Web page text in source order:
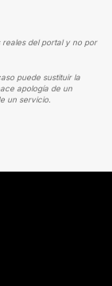
reales del portal y no por
puede sustituir la
apología de un
un servicio.